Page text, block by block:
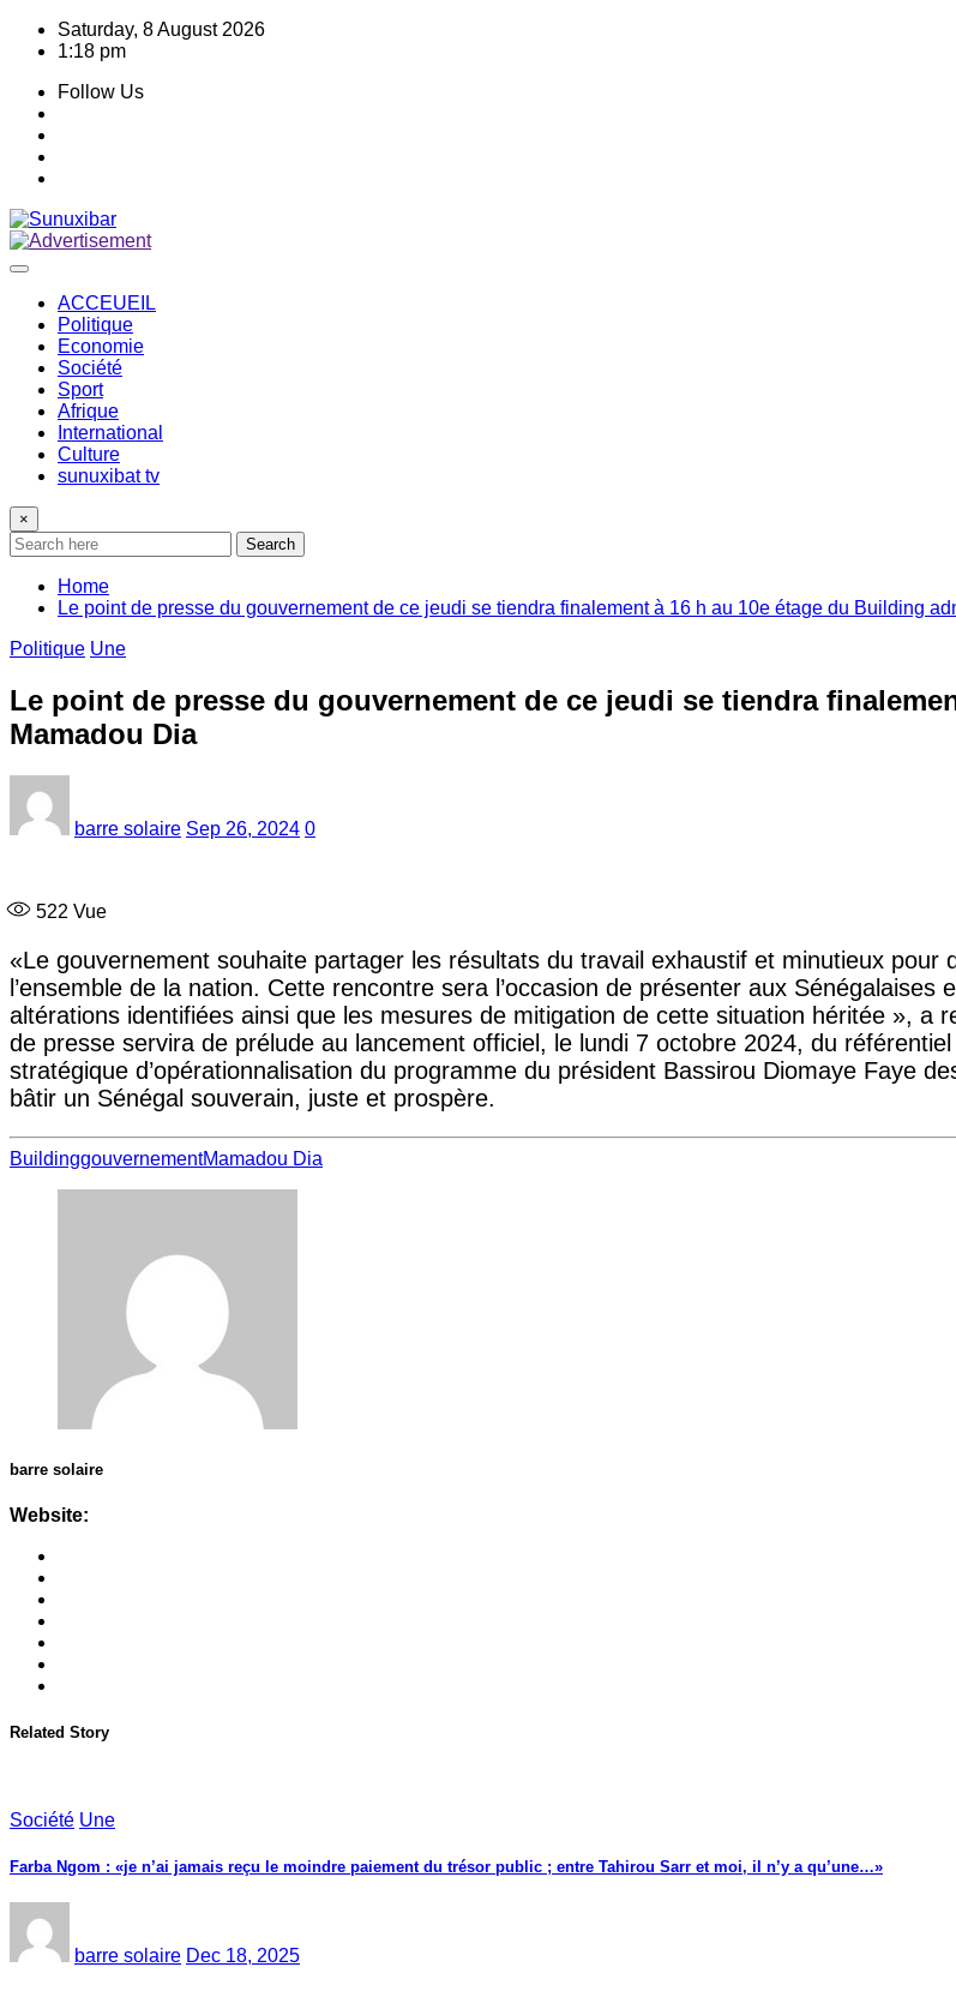
Skip
Saturday, 8 August 2026
1:18 pm
Follow Us
ACCEUEIL
Politique
Economie
Société
Sport
Afrique
International
Culture
sunuxibat tv
×
Search
Home
Le point de presse du gouvernement de ce jeudi se tiendra finalement à 16 h au 10e étage du Building
Politique Une
Le point de presse du gouvernement de ce jeudi se tiendra
Mamadou Dia
barre solaire Sep 26, 2024 0
522 Vue
«Le gouvernement souhaite partager les résultats du travail exhaustif et minutieux
l’ensemble de la nation. Cette rencontre sera l’occasion de présenter aux
altérations identifiées ainsi que les mesures de mitigation de cette situation héritée », a
de presse servira de prélude au lancement officiel, le lundi 7 octobre 2024, du
stratégique d’opérationnalisation du programme du président Bassirou Diomaye Faye
bâtir un Sénégal souverain, juste et prospère.
BuildinggouvernementMamadou Dia
barre solaire
Website:
Related Story
Société Une
Farba Ngom : «je n’ai jamais reçu le moindre paiement du trésor public ; entre Tahirou Sarr et moi, il n’y a qu’une…»
barre solaire Dec 18, 2025